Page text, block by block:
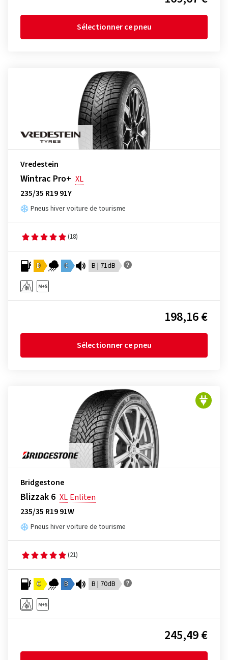
Sélectionner ce pneu
Vredestein
Wintrac Pro+ XL
235/35 R19 91Y
Pneus hiver voiture de tourisme
(18)
D C B | 71dB
198,16 €
Sélectionner ce pneu
Bridgestone
Blizzak 6 XL Enliten
235/35 R19 91W
Pneus hiver voiture de tourisme
(21)
C B B | 70dB
245,49 €